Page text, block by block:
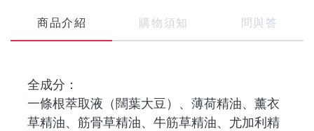
商品介紹 購物須知 問與答
全成分：
一條根萃取液（闊葉大豆）、薄荷精油、薰衣
草精油、筋骨草精油、牛筋草精油、尤加利精